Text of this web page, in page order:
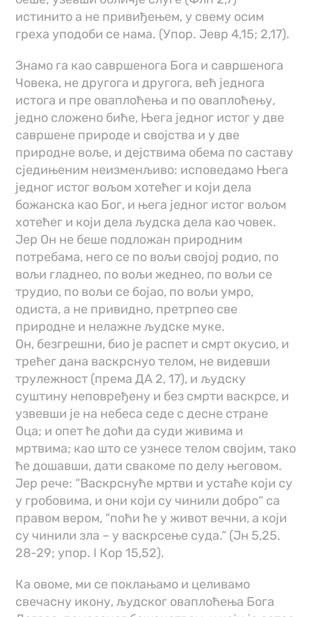
истинито а не привиђењем, у свему осим
греха уподоби се нама. (Упор. Јевр 4,15; 2,17).
Знамо га као савршенога Бога и савршенога
Човека, не другога и другога, већ једнога
истога и пре оваплоћења и по оваплоћењу,
једно сложено биће, Њега једног истог у две
савршене природе и својства и у две
природне воље, и дејствима обема по саставу
сједињеним неизменљиво: исповедамо Њега
једног истог вољом хотећег и који дела
божанска као Бог, и њега једног истог вољом
хотећег и који дела људска дела као човек.
Јер Он не беше подложан природним
потребама, него се по вољи својој родио, по
вољи гладнео, по вољи жеднео, по вољи се
трудио, по вољи се бојао, по вољи умро,
одиста, а не привидно, претрпео све
природне и нелажне људске муке.
Он, безгрешни, био је распет и смрт окусио, и
трећег дана васкрснуо телом, не видевши
трулежност (према ДА 2, 17), и људску
суштину неповређену и без смрти васкрсе, и
узвевши је на небеса седе с десне стране
Оца; и опет ће доћи да суди живима и
мртвима; као што се узнесе телом својим, тако
ће дошавши, дати свакоме по делу његовом.
Јер рече: “Васкрснуће мртви и устаће који су
у гробовима, и они који су чинили добро“ са
правом вером, “поћи ће у живот вечни, а који
су чинили зла – у васкрсење суда.“ (Јн 5,25.
28-29; упор. I Кор 15,52).
Ка овоме, ми се поклањамо и целивамо
свечасну икону, људског оваплоћења Бога